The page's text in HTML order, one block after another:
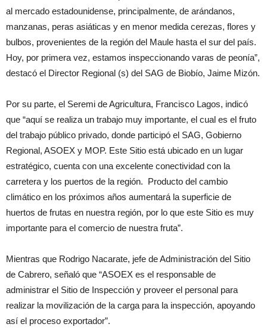
al mercado estadounidense, principalmente, de arándanos,
manzanas, peras asiáticas y en menor medida cerezas, flores y
bulbos, provenientes de la región del Maule hasta el sur del país.
Hoy, por primera vez, estamos inspeccionando varas de peonía”,
destacó el Director Regional (s) del SAG de Biobío, Jaime Mizón.
Por su parte, el Seremi de Agricultura, Francisco Lagos, indicó
que “aquí se realiza un trabajo muy importante, el cual es el fruto
del trabajo público privado, donde participó el SAG, Gobierno
Regional, ASOEX y MOP. Este Sitio está ubicado en un lugar
estratégico, cuenta con una excelente conectividad con la
carretera y los puertos de la región. Producto del cambio
climático en los próximos años aumentará la superficie de
huertos de frutas en nuestra región, por lo que este Sitio es muy
importante para el comercio de nuestra fruta”.
Mientras que Rodrigo Nacarate, jefe de Administración del Sitio
de Cabrero, señaló que “ASOEX es el responsable de
administrar el Sitio de Inspección y proveer el personal para
realizar la movilización de la carga para la inspección, apoyando
así el proceso exportador”.